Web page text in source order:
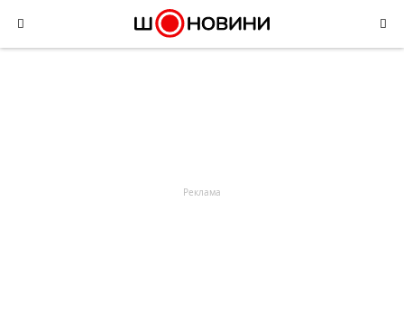
content